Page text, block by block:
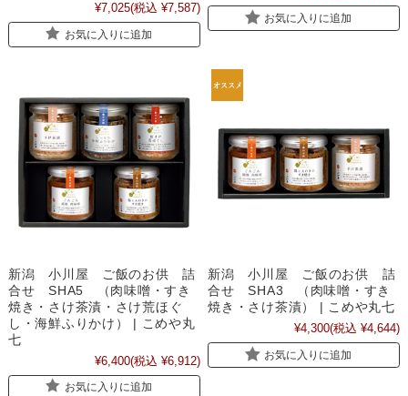
¥7,025(税込 ¥7,587)
お気に入りに追加
お気に入りに追加
新潟 小川屋 ご飯のお供 詰
合せ SHA5 （肉味噌・すき
焼き・さけ茶漬・さけ荒ほぐ
し・海鮮ふりかけ） | こめや丸
七
¥6,400(税込 ¥6,912)
お気に入りに追加
新潟 小川屋 ご飯のお供 詰
合せ SHA3 （肉味噌・すき
焼き・さけ茶漬） | こめや丸七
¥4,300(税込 ¥4,644)
お気に入りに追加